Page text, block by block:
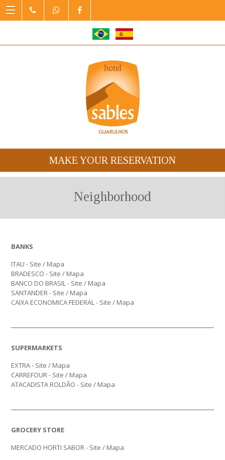
MAKE YOUR RESERVATION
Neighborhood
BANKS
ITAU - Site / Mapa
BRADESCO - Site / Mapa
BANCO DO BRASIL - Site / Mapa
SANTANDER - Site / Mapa
CAIXA ECONOMICA FEDERAL - Site / Mapa
SUPERMARKETS
EXTRA - Site / Mapa
CARREFOUR - Site / Mapa
ATACADISTA ROLDÃO - Site / Mapa
GROCERY STORE
MERCADO HORTI SABOR - Site / Mapa